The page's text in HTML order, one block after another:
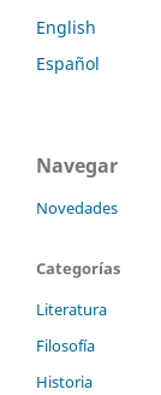
English
Español
Navegar
Novedades
Categorías
Literatura
Filosofía
Historia